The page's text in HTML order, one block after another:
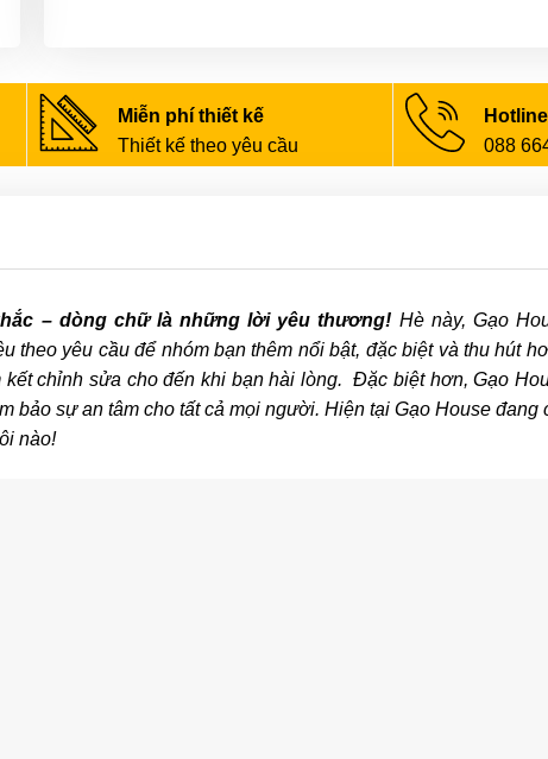
Miễn phí thiết kế
Thiết kế theo yêu cầu
088
– dòng chữ là những lời yêu thương! Hè này, Gạo
theo yêu cầu để nhóm bạn thêm nổi bật, đặc biệt và thu hút
kết chỉnh sửa cho đến khi bạn hài lòng. Đặc biệt hơn, Gạo
bảo sự an tâm cho tất cả mọi người. Hiện tại Gạo House đang
nào!